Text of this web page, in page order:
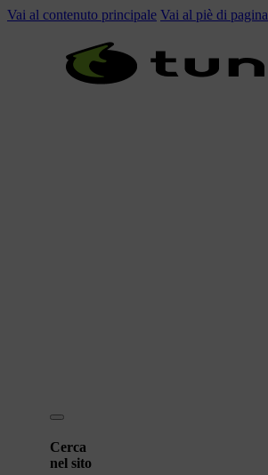
Vai al contenuto principale Vai al piè di pagina
Cerca
nel sito